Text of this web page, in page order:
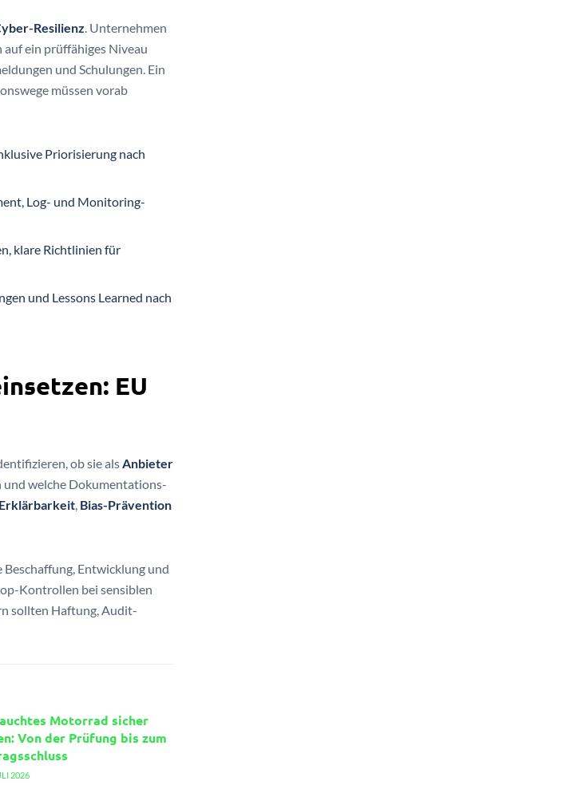
Resilienz . Unternehmen
ein prüffähiges Niveau
und Schulungen. Ein
müssen vorab
Priorisierung nach
Log- und Monitoring-
klare Richtlinien für
und Lessons Learned nach
EU
ob sie als Anbieter
und welche Dokumentations-
Erklärbarkeit Bias-Prävention
Beschaffung, Entwicklung und
Kontrollen bei sensiblen
sollten Haftung, Audit-
Motorrad sicher
Von der Prüfung bis zum
2026